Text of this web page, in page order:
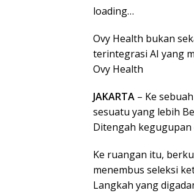
loading…
Ovy Health bukan
terintegrasi AI yang
Ovy Health
JAKARTA – Ke
sesuatu yang lebih
Ditengah kegugupan
Ke ruangan itu,
menembus seleksi
Langkah yang